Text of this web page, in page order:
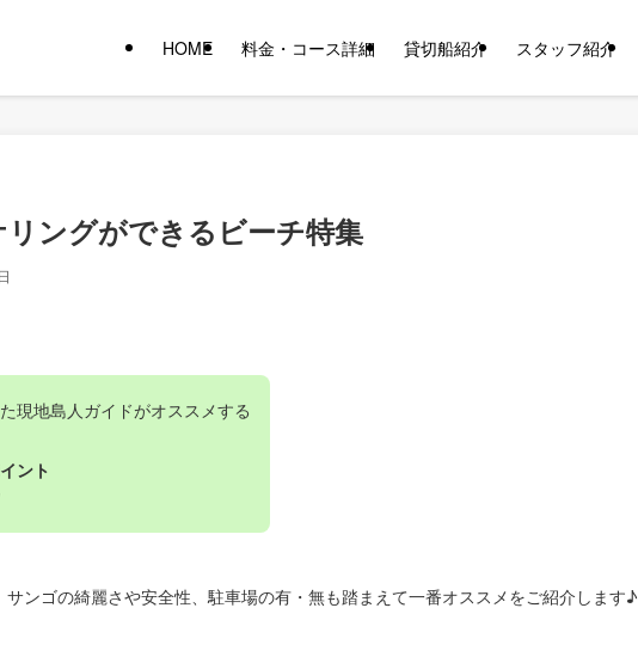
HOME 料金・コース詳細 貸切船紹介 スタッフ紹介
ングができるビーチ特集
現地島人ガイドがオススメする
ント
ンゴの綺麗さや安全性、駐車場の有・無も踏まえて一番オススメをご紹介します♪